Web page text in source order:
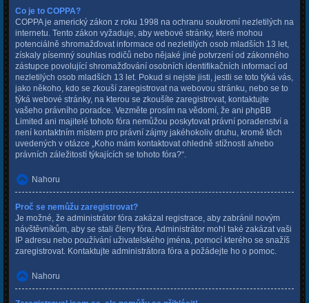
Co je to COPPA?
COPPA je americký zákon z roku 1998 na ochranu soukromí nezletilých na
internetu. Tento zákon vyžaduje, aby webové stránky, které mohou
potenciálně shromažďovat informace od nezletilých osob mladších 13 let,
získaly písemný souhlas rodičů nebo nějaké jiné potvrzení od zákonného
zástupce povolující shromažďování osobních identifikačních informací od
nezletilých osob mladších 13 let. Pokud si nejste jisti, jestli se toto týká vás,
jako někoho, kdo se zkouší zaregistrovat na webovou stránku, nebo se to
týká webové stránky, na kterou se zkoušíte zaregistrovat, kontaktujte
vašeho právního poradce. Vezměte prosím na vědomí, že ani phpBB
Limited ani majitelé tohoto fóra nemůžou poskytovat právní poradenství a
není kontaktním místem pro právní zájmy jakéhokoliv druhu, kromě těch
uvedených v otázce „Koho mám kontaktovat ohledně stížnosti a/nebo
právních záležitostí týkajících se tohoto fóra?“.
Nahoru
Proč se nemůžu zaregistrovat?
Je možné, že administrátor fóra zakázal registrace, aby zabránil novým
návštěvníkům, aby se stali členy fóra. Administrátor mohl také zakázat vaši
IP adresu nebo používání uživatelského jména, pomocí kterého se snažíš
zaregistrovat. Kontaktujte administrátora fóra a požádejte ho o pomoc.
Nahoru